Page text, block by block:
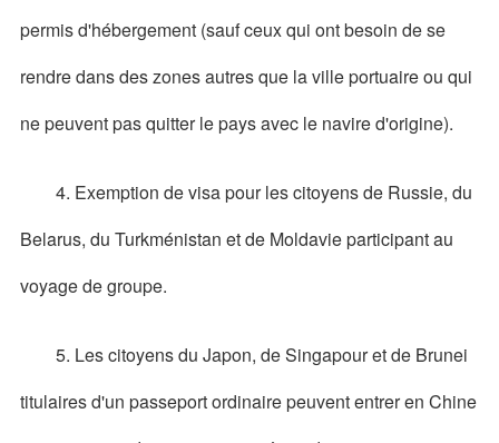
permis d'hébergement (sauf ceux qui ont besoin de se
rendre dans des zones autres que la ville portuaire ou qui
ne peuvent pas quitter le pays avec le navire d'origine).
4. Exemption de visa pour les citoyens de Russie, du
Belarus, du Turkménistan et de Moldavie participant au
voyage de groupe.
5. Les citoyens du Japon, de Singapour et de Brunei
titulaires d'un passeport ordinaire peuvent entrer en Chine